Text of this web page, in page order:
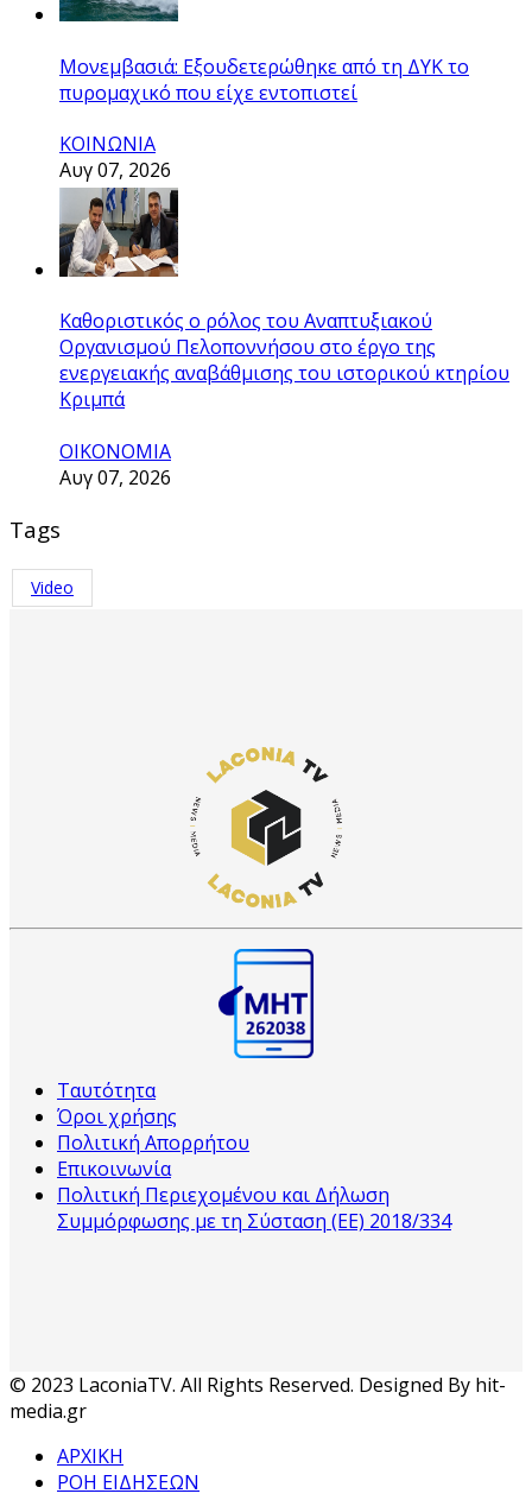
Μονεμβασιά: Εξουδετερώθηκε από τη ΔΥΚ το
πυρομαχικό που είχε εντοπιστεί
ΚΟΙΝΩΝΙΑ
Αυγ 07, 2026
Καθοριστικός ο ρόλος του Αναπτυξιακού
Οργανισμού Πελοποννήσου στο έργο της
ενεργειακής αναβάθμισης του ιστορικού κτηρίου
Κριμπά
ΟΙΚΟΝΟΜΙΑ
Αυγ 07, 2026
Tags
Video
Ταυτότητα
Όροι χρήσης
Πολιτική Απορρήτου
Επικοινωνία
Πολιτική Περιεχομένου και Δήλωση
Συμμόρφωσης με τη Σύσταση (ΕΕ) 2018/334
© 2023 LaconiaTV. All Rights Reserved. Designed By hit-
media.gr
ΑΡΧΙΚΗ
ΡΟΗ ΕΙΔΗΣΕΩΝ